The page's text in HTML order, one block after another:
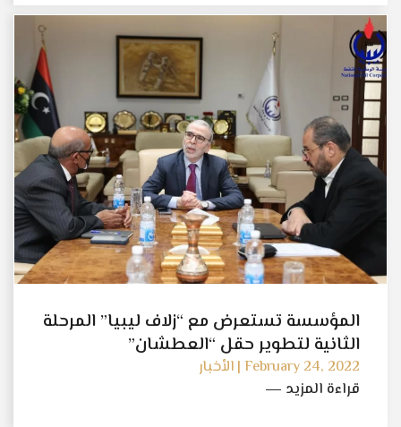
المؤسسة تستعرض مع “زلاف ليبيا” المرحلة
الثانية لتطوير حقل “العطشان”
February 24, 2022 | الأخبار
قراءة المزيد